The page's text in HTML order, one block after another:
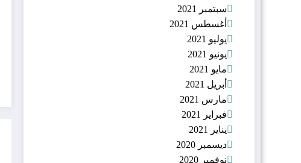
سبتمبر 2021
أغسطس 2021
يوليو 2021
يونيو 2021
مايو 2021
أبريل 2021
مارس 2021
فبراير 2021
يناير 2021
ديسمبر 2020
نوفمبر 2020